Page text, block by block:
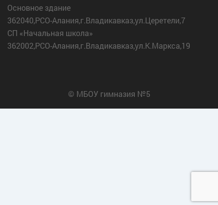
Основное здание
362040,РСО-Алания,г.Владикавказ,ул.Церетели,7
СП «Начальная школа»
362002,РСО-Алания,г.Владикавказ,ул.К.Маркса,19
© МБОУ гимназия №5